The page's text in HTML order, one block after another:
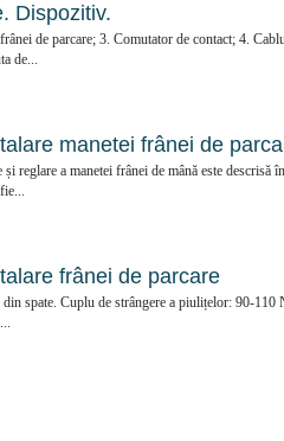
Dispozitiv.
de parcare; 3. Comutator de contact; 4.
de...
manetei frânei de
reglare a manetei frânei de mână este
frânei de parcare
din spate. Cuplu de strângere a piulițelor: 90-